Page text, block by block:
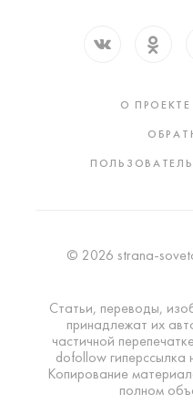
О ПРОЕКТЕ
© 2026 strana-
Статьи, переводы,
принадлежат их
частичной
dofollow
Копирование
полном